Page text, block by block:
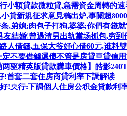
小額貸款微粒貸,急需資金周轉的速
貸新規征求意見稿出炉,事關超
,弟媳:肉包子打狗,婆婆:你們有錢
友結婚!曾遇渣男出轨當场抓包,穷到
人借錢,五保大爷好心借60元,谁料
定不要借錢還债不管是房貸車貸信
两驱精英版貸款購車價格】皓影
!首套二套住房商貸利率下調解读
!央行:下調個人住房公积金貸款利